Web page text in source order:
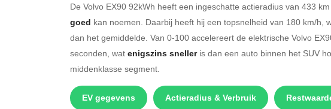
De Volvo EX90 92kWh heeft een ingeschatte actieradius van 433
goed kan noemen. Daarbij heeft hij een topsnelheid van 180 km/h,
dan het gemiddelde. Van 0-100 accelereert de elektrische Volvo
seconden, wat enigszins snelleris dan een auto binnen het SUV
middenklasse segment.
EV gegevens Actieradius & Verbruik